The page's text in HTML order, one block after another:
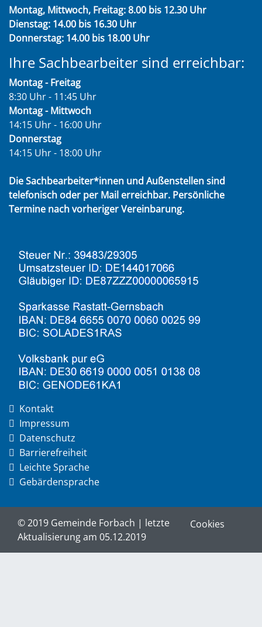
Montag, Mittwoch, Freitag: 8.00 bis 12.30 Uhr
Dienstag: 14.00 bis 16.30 Uhr
Donnerstag: 14.00 bis 18.00 Uhr
Ihre Sachbearbeiter sind erreichbar:
Montag - Freitag
8:30 Uhr - 11:45 Uhr
Montag - Mittwoch
14:15 Uhr - 16:00 Uhr
Donnerstag
14:15 Uhr - 18:00 Uhr
Die Sachbearbeiter*innen und Außenstellen sind
telefonisch oder per Mail erreichbar. Persönliche
Termine nach vorheriger Vereinbarung.
Kontakt
Impressum
Datenschutz
Barrierefreiheit
Leichte Sprache
Gebärdensprache
© 2019 Gemeinde Forbach | letzte
Aktualisierung am 05.12.2019
Cookies